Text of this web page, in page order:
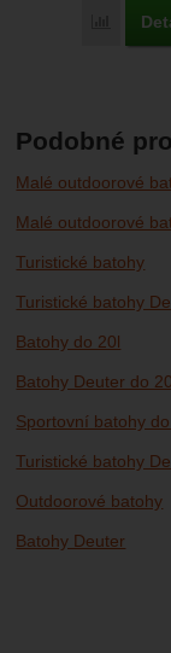
Podobné
Malé outdoorové
Malé outdoorové
Turistické batohy
Turistické batohy
Batohy do 20l
Batohy Deuter do
Sportovní batohy
Turistické batohy
Outdoorové batohy
Batohy Deuter